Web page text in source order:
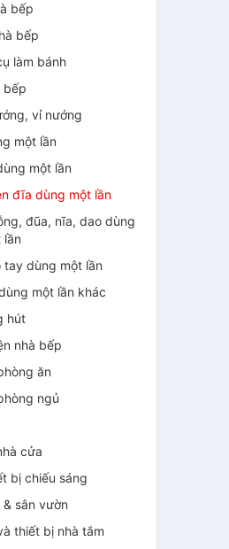
bếp
bếp
làm bánh
bếp
vỉ nướng
một lần
một lần
đĩa dùng một lần
đũa, nĩa, dao dùng
lần
tay dùng một lần
một lần khác
hút
nhà bếp
ăn
ngủ
cửa
bị chiếu sáng
sân vườn
thiết bị nhà tắm